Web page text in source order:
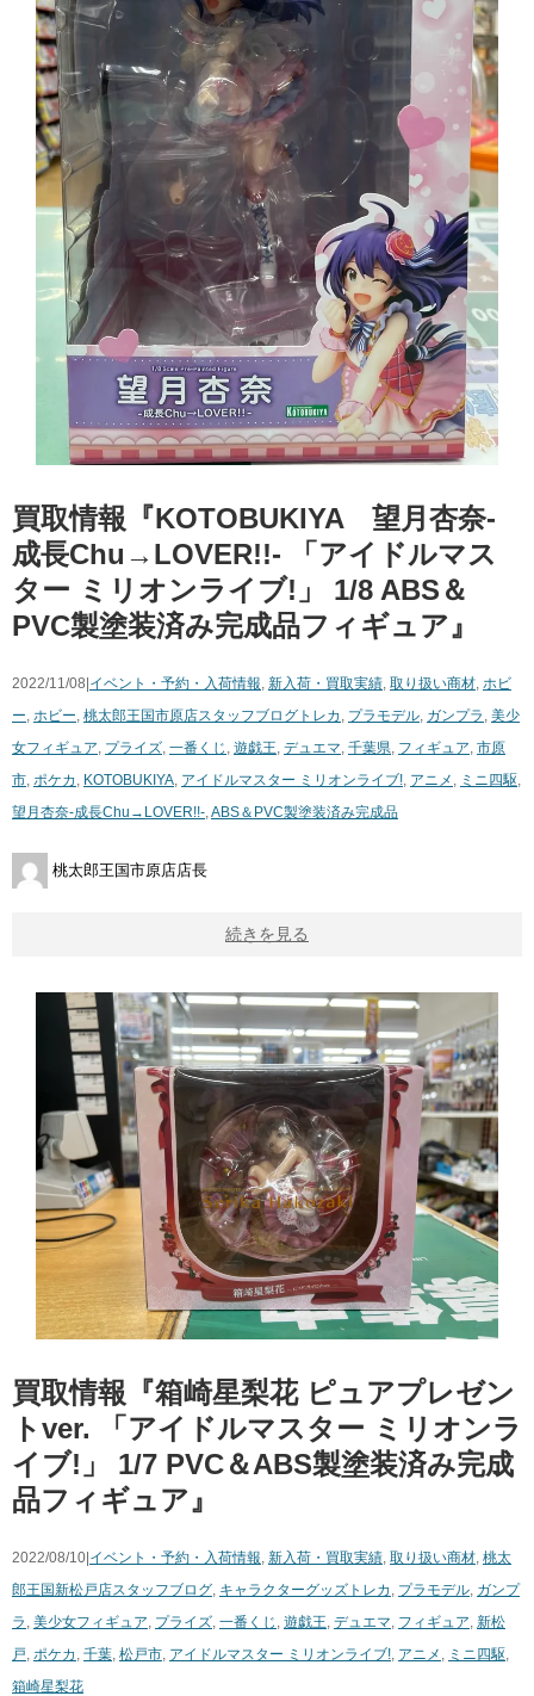
買取情報『KOTOBUKIYA 望月杏奈-
成長Chu→LOVER!!- ​「アイドルマス
ター ​ミリオンライブ!」 ​1/8 ​ABS＆
PVC製塗装済み完成品フィギュア』
2022/11/08| イベント・予約・入荷情報, 新入荷・買取実績, 取り扱い商材, ホビ
ー, ホビー, 桃太郎王国市原店スタッフブログ トレカ , プラモデル, ガンプラ , 美少
女フィギュア, プライズ, 一番くじ , 遊戯王, デュエマ, 千葉県, フィギュア, 市原
市, ポケカ , KOTOBUKIYA, アイドルマスター ​ミリオンライブ!, アニメ , ミニ四駆,
望月杏奈-成長Chu→LOVER!!-,​ABS＆PVC製塗装済み完成品
桃太郎王国市原店店長
続きを見る
買取情報『箱崎星梨花 ​ピュアプレゼン
トver. ​「アイドルマスター ​ミリオンラ
イブ!」 ​1/7 ​PVC＆ABS製塗装済み完成
品フィギュア』
2022/08/10| イベント・予約・入荷情報, 新入荷・買取実績, 取り扱い商材, 桃太
郎王国新松戸店スタッフブログ, キャラクターグッズ トレカ , プラモデル, ガンプ
ラ , 美少女フィギュア, プライズ, 一番くじ , 遊戯王, デュエマ, フィギュア, 新松
戸, ポケカ , 千葉, 松戸市, アイドルマスター ​ミリオンライブ!, アニメ , ミニ四駆,
箱崎星梨花